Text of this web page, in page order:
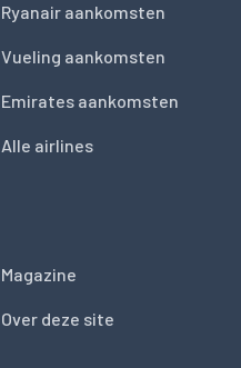
Ryanair aankomsten
Vueling aankomsten
Emirates aankomsten
Alle airlines
Magazine
Over deze site